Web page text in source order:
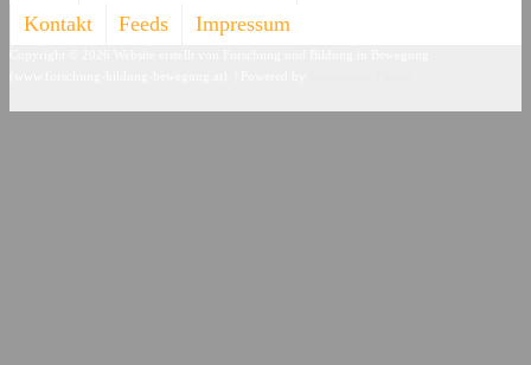
Kontakt
Feeds Impressum